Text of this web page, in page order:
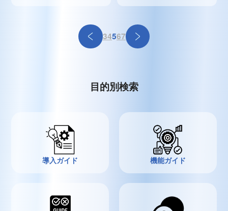
34567
目的別検索
導入ガイド 機能ガイド